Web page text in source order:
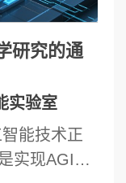
深度架构设
动点问题,
并形成大模
法。基于
于GPT架
网络。我
价有限维技
研究的通
实验室
能技术正
实现AGI技